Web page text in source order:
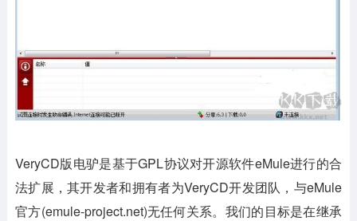
VeryCD版电驴是基于GPL协议对开源软件eMule进行的合
法扩展，其开发者和拥有者为VeryCD开发团队，与eMule
官方(emule-project.net)无任何关系。我们的目标是在继承